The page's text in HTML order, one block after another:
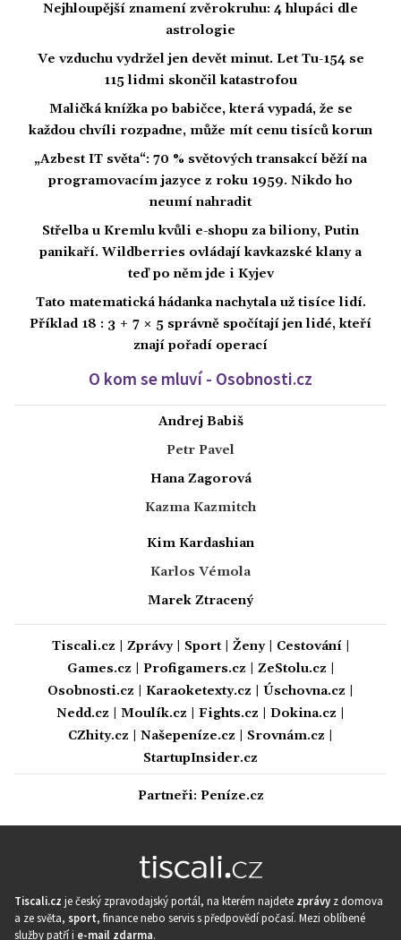
Nejhloupější znamení zvěrokruhu: 4 hlupáci dle
astrologie
Ve vzduchu vydržel jen devět minut. Let Tu-154 se
115 lidmi skončil katastrofou
Maličká knížka po babičce, která vypadá, že se
každou chvíli rozpadne, může mít cenu tisíců korun
„Azbest IT světa“: 70 % světových transakcí běží na
programovacím jazyce z roku 1959. Nikdo ho
neumí nahradit
Střelba u Kremlu kvůli e-shopu za biliony, Putin
panikaří. Wildberries ovládají kavkazské klany a
teď po něm jde i Kyjev
Tato matematická hádanka nachytala už tisíce lidí.
Příklad 18 : 3 + 7 × 5 správně spočítají jen lidé, kteří
znají pořadí operací
O kom se mluví - Osobnosti.cz
Andrej Babiš
Petr Pavel
Hana Zagorová
Kazma Kazmitch
Kim Kardashian
Karlos Vémola
Marek Ztracený
Tiscali.cz Zprávy| Sport| Ženy| Cestování|
Games.cz
Profigamers.cz ZeStolu.cz
Osobnosti.cz
Karaoketexty.cz Úschovna.cz
Nedd.cz
Moulík.cz Fights.cz Dokina.cz
CZhity.cz
Našepeníze.cz Srovnám.cz
StartupInsider.cz
Partneři: Peníze.cz
Tiscali.cz je český zpravodajský portál, na kterém najdete zprávy z domova
a ze světa, sport, finance nebo servis s předpovědí počasí. Mezi oblíbené
služby patří i e-mail zdarma.